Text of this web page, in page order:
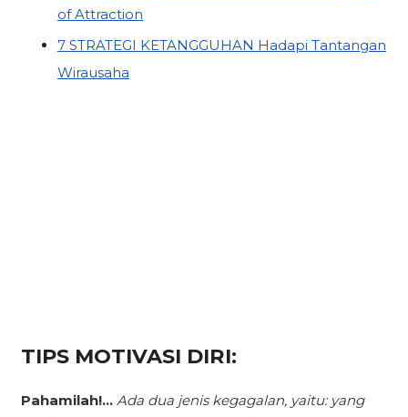
of Attraction
7 STRATEGI KETANGGUHAN Hadapi Tantangan
Wirausaha
TIPS MOTIVASI DIRI:
Pahamilah!... Ada dua jenis kegagalan, yaitu: yang